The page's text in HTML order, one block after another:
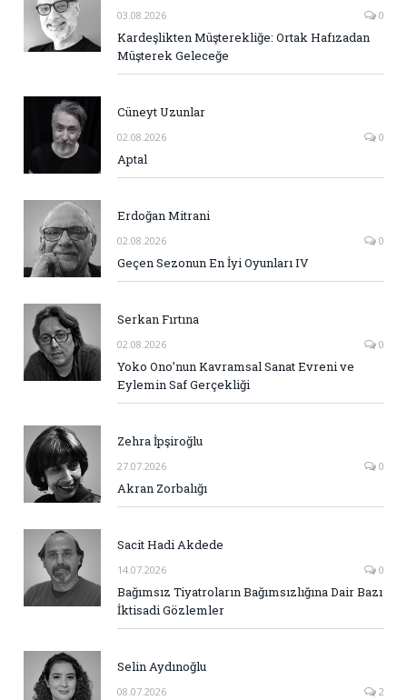
03.08.2026 0
Kardeşlikten Müşterekliğe: Ortak Hafızadan
Müşterek Geleceğe
Cüneyt Uzunlar
02.08.2026 0
Aptal
Erdoğan Mitrani
02.08.2026 0
Geçen Sezonun En İyi Oyunları IV
Serkan Fırtına
02.08.2026 0
Yoko Ono’nun Kavramsal Sanat Evreni ve
Eylemin Saf Gerçekliği
Zehra İpşiroğlu
27.07.2026 0
Akran Zorbalığı
Sacit Hadi Akdede
14.07.2026 0
Bağımsız Tiyatroların Bağımsızlığına Dair Bazı
İktisadi Gözlemler
Selin Aydınoğlu
08.07.2026 2